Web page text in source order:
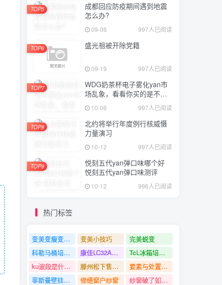
成都回应防疫期间遇到地震
怎么办?
09-06 997人已阅读
TOP5
盛光祖被开除党籍
09-19 997人已阅读
TOP6
WDG奶茶杯电子雾化yan市
场乱象，看看你买的是不是
正品？
10-06 997人已阅读
TOP7
北约将举行年度例行核威慑
力量演习
10-12 997人已阅读
TOP8
悦刻五代yan弹口味哪个好
悦刻五代yan弹口味测评
10-12 996人已阅读
TOP9
热门标签
变美变瘦变好看 变美小技巧
完美蜕变
科勒马桶培修服务电话官方
康佳LC32AS28液晶电视无图像且字符杂乱的培修
TcL冰箱培修视频
ku波段是什么意思
滕州松下售后服务电话
要素与处置方法
菲斯曼壁挂炉生存热水温度上不去
修缮窗户纱窗
纱窗破了如何处置呢该如何操作